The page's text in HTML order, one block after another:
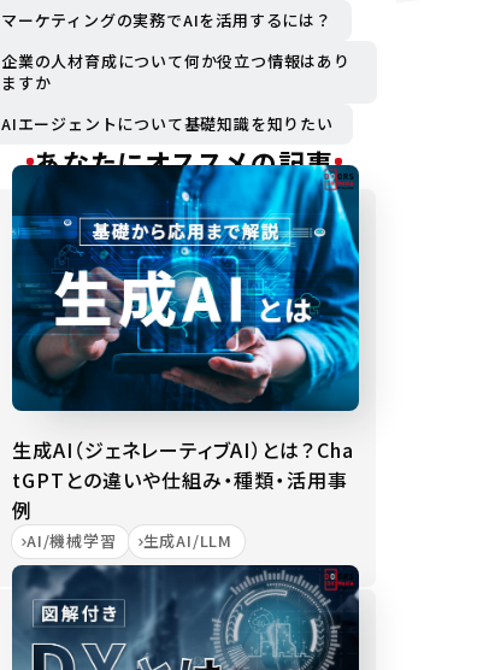
マーケティングの実務でAIを活用するには？
企業の人材育成について何か役立つ情報はあり
ますか
AIエージェントについて基礎知識を知りたい
あなたにオススメの記事
生成AI（ジェネレーティブAI）とは？Cha
tGPTとの違いや仕組み・種類・活用事
例
AI/機械学習 生成AI/LLM